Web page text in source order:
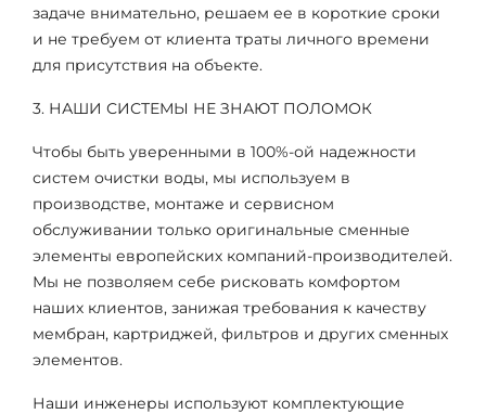
задаче внимательно, решаем ее в короткие сроки
и не требуем от клиента траты личного времени
для присутствия на объекте.
3. НАШИ СИСТЕМЫ НЕ ЗНАЮТ ПОЛОМОК
Чтобы быть уверенными в 100%-ой надежности
систем очистки воды, мы используем в
производстве, монтаже и сервисном
обслуживании только оригинальные сменные
элементы европейских компаний-производителей.
Мы не позволяем себе рисковать комфортом
наших клиентов, занижая требования к качеству
мембран, картриджей, фильтров и других сменных
элементов.
Наши инженеры используют комплектующие